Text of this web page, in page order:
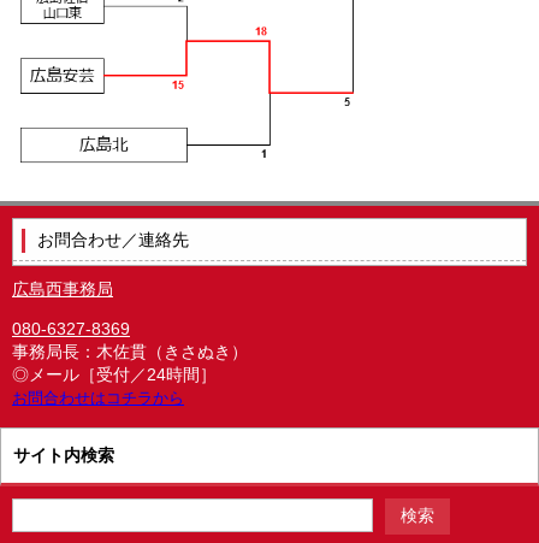
お問合わせ／連絡先
広島西事務局
080-6327-8369
事務局長：木佐貫（きさぬき）
◎メール［受付／24時間］
お問合わせはコチラから
サイト内検索